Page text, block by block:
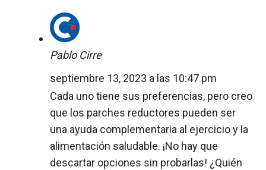
Pablo Cirre
septiembre 13, 2023 a las 10:47 pm
Cada uno tiene sus preferencias, pero creo
que los parches reductores pueden ser
una ayuda complementaria al ejercicio y la
alimentación saludable. ¡No hay que
descartar opciones sin probarlas! ¿Quién